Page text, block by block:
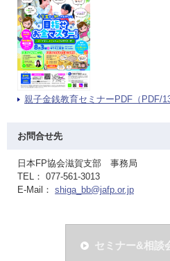
親子金銭教育セミナーPDF（PDF/
お問合せ先
日本FP協会滋賀支部 事務局
TEL： 077-561-3013
E-Mail： shiga_bb@jafp.or.jp
セミナー&相談